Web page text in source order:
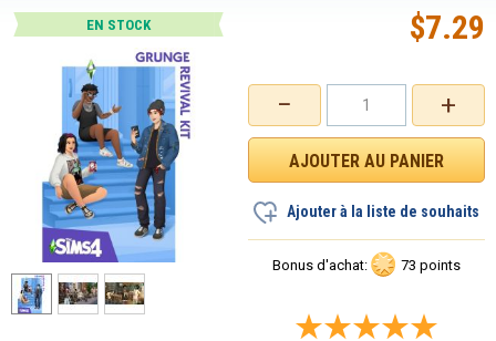
EN STOCK
+
−
$7.29
Ajouter à la liste de souhaits
Bonus d'achat: 73 points